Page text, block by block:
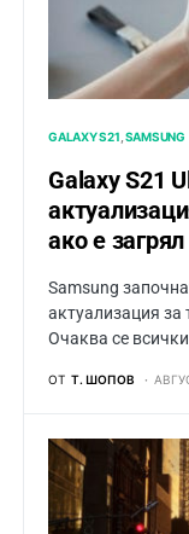
GALAXY S21 SAMSUNG
Galaxy S21
ако е загрял
Samsung
актуализация за
Очаква се
ОТ Т. ШОПОВ